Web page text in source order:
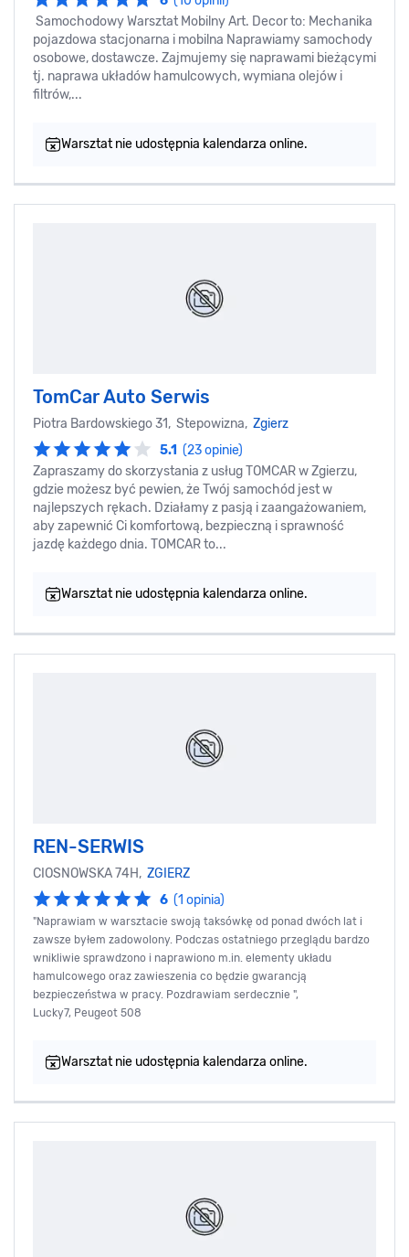
Samochodowy Warsztat Mobilny Art. Decor to: Mechanika
pojazdowa stacjonarna i mobilna Naprawiamy samochody
osobowe, dostawcze. Zajmujemy się naprawami bieżącymi
tj. naprawa układów hamulcowych, wymiana olejów i
filtrów,...
Warsztat nie udostępnia kalendarza online.
TomCar Auto Serwis
Piotra Bardowskiego 31, Stepowizna, Zgierz
5.1 (23 opinie)
Zapraszamy do skorzystania z usług TOMCAR w Zgierzu,
gdzie możesz być pewien, że Twój samochód jest w
najlepszych rękach. Działamy z pasją i zaangażowaniem,
aby zapewnić Ci komfortową, bezpieczną i sprawność
jazdę każdego dnia. TOMCAR to...
Warsztat nie udostępnia kalendarza online.
REN-SERWIS
CIOSNOWSKA 74H, ZGIERZ
6 (1 opinia)
"Naprawiam w warsztacie swoją taksówkę od ponad dwóch lat i
zawsze byłem zadowolony. Podczas ostatniego przeglądu bardzo
wnikliwie sprawdzono i naprawiono m.in. elementy układu
hamulcowego oraz zawieszenia co będzie gwarancją
bezpieczeństwa w pracy. Pozdrawiam serdecznie ",
Lucky7, Peugeot 508
Warsztat nie udostępnia kalendarza online.